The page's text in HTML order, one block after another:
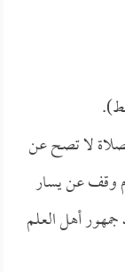
لا تصح عن
وقف عن يسار
أهل العلم